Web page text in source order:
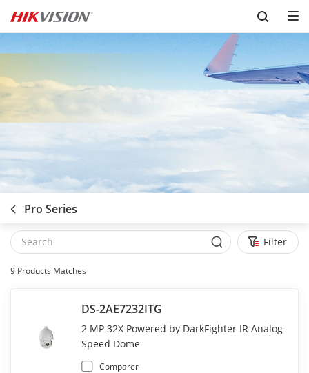
Skip to content
Pro Series
Filter
9 Products Matches
DS-2AE7232ITG
2 MP 32X Powered by DarkFighter IR Analog
Speed Dome
Comparer